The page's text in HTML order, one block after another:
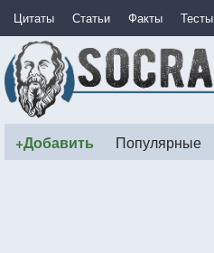
Цитаты Статьи Факты Тесты
+Добавить Популярные